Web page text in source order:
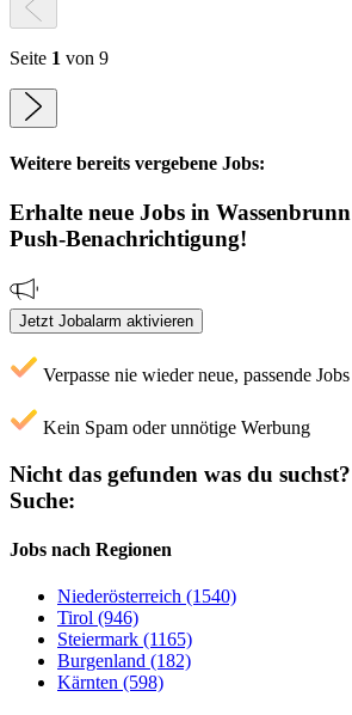
Seite 1 von 9
Weitere bereits vergebene Jobs:
Erhalte neue Jobs in Wassenbrunn
Push-Benachrichtigung!
Jetzt Jobalarm aktivieren
Verpasse nie wieder neue, passende Jobs
Kein Spam oder unnötige Werbung
Nicht das gefunden was du suchst?
Suche:
Jobs nach Regionen
Niederösterreich (1540)
Tirol (946)
Steiermark (1165)
Burgenland (182)
Kärnten (598)